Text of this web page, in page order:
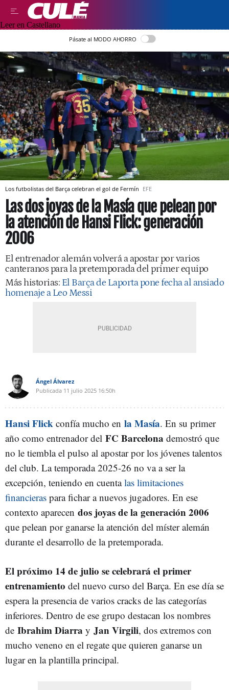
Leer en Castellano
Pásate al MODO AHORRO
Los futbolistas del Barça celebran el gol de Fermín EFE
Las dos joyas de la Masía que pelean por
la atención de Hansi Flick: generación
2006
El entrenador alemán volverá a apostar por varios
canteranos para la pretemporada del primer equipo
Más historias: El Barça de Laporta pone fecha al ansiado
homenaje a Leo Messi
Ángel Álvarez
Publicada 11 julio 2025 16:50h
Hansi Flick confía mucho en la Masía. En su primer
año como entrenador del FC Barcelona demostró que
no le tiembla el pulso al apostar por los jóvenes talentos
del club. La temporada 2025-26 no va a ser la
excepción, teniendo en cuentalas limitaciones
financieras para fichar a nuevos jugadores. En ese
contexto aparecen dos joyas de la generación 2006
que pelean por ganarse la atención del míster alemán
durante el desarrollo de la pretemporada.
El próximo 14 de julio se celebrará elprimer
entrenamiento del nuevo curso del Barça. En ese día se
espera la presencia de varios cracks de las categorías
inferiores. Dentro de ese grupo destacan los nombres
de Ibrahim Diarra y Jan Virgili, dos extremos con
mucho veneno en el regate que quieren ganarse un
lugar en la plantilla principal.